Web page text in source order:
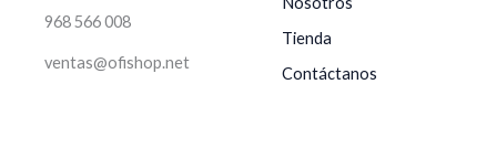
968 566 008
ventas@ofishop.net
Tienda
Contáctanos